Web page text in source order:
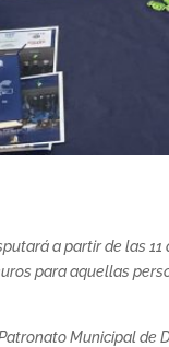
a partir de las
para aquellas
Municipal